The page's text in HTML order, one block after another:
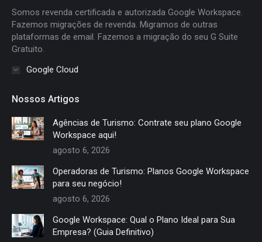
windowwindowwindowwindow
Somos revenda certificada e autorizada Google Workspace.
Fazemos migrações de revenda. Migramos de outras
plataformas de email. Fazemos a migração do seu G Suite
Gratuito.
Google Cloud
Nossos Artigos
Agências de Turismo: Contrate seu plano Google
Workspace aqui!
agosto 6, 2026
Operadoras de Turismo: Planos Google Workspace
para seu negócio!
agosto 6, 2026
Google Workspace: Qual o Plano Ideal para Sua
Empresa? (Guia Definitivo)